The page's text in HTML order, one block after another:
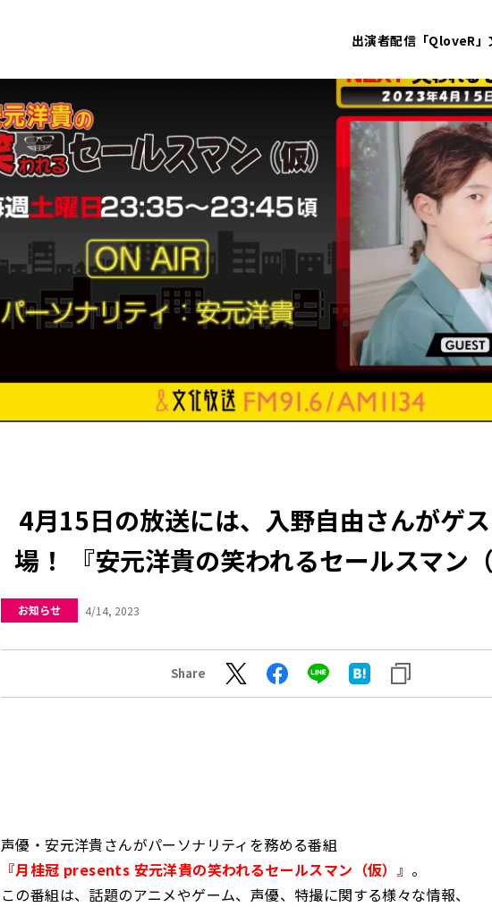
出演者配信「QloveR」
4月15日の放送には、入野自由さんがゲ
場！ 『安元洋貴の笑われるセールスマン
お知らせ 4/14, 2023
Share
声優・安元洋貴さんがパーソナリティを務める番組
『月桂冠 presents 安元洋貴の笑われるセールスマン（仮）』 。
この番組は、話題のアニメやゲーム、声優、特撮に関する様々な情報、